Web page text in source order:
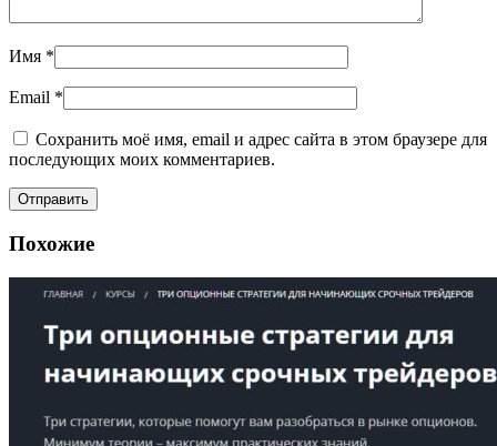
Имя *
Email *
Сохранить моё имя, email и адрес сайта в этом браузере для
последующих моих комментариев.
Похожие